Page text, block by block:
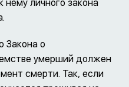
личного закона
Закона о
умерший должен
смерти. Так, если